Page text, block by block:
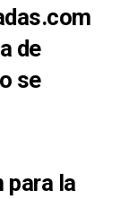
de
se
para la